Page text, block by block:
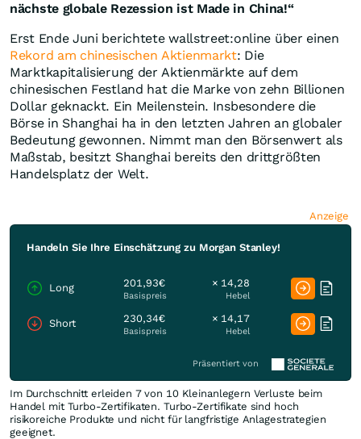
nächste globale Rezession ist Made in China!“
Erst Ende Juni berichtete wallstreet:online über einen
Rekord am chinesischen Aktienmarkt: Die
Marktkapitalisierung der Aktienmärkte auf dem
chinesischen Festland hat die Marke von zehn Billionen
Dollar geknackt. Ein Meilenstein. Insbesondere die
Börse in Shanghai ha in den letzten Jahren an globaler
Bedeutung gewonnen. Nimmt man den Börsenwert als
Maßstab, besitzt Shanghai bereits den drittgrößten
Handelsplatz der Welt.
Anzeige
Handeln Sie Ihre Einschätzung zu Morgan Stanley!
Long 201,93€
Basispreis
× 14,28
Hebel
Short 230,34€
Basispreis
× 14,17
Hebel
Präsentiert von
Im Durchschnitt erleiden 7 von 10 Kleinanlegern Verluste beim
Handel mit Turbo-Zertifikaten. Turbo-Zertifikate sind hoch
risikoreiche Produkte und nicht für langfristige Anlagestrategien
geeignet.